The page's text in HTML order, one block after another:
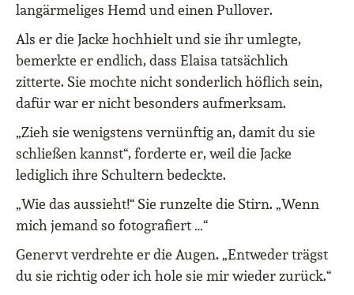
langärmeliges Hemd und einen Pullover.
Als er die Jacke hochhielt und sie ihr umlegte,
bemerkte er endlich, dass Elaisa tatsächlich
zitterte. Sie mochte nicht sonderlich höflich sein,
dafür war er nicht besonders aufmerksam.
„Zieh sie wenigstens vernünftig an, damit du sie
schließen kannst“, forderte er, weil die Jacke
lediglich ihre Schultern bedeckte.
„Wie das aussieht!“ Sie runzelte die Stirn. „Wenn
mich jemand so fotografiert …“
Genervt verdrehte er die Augen. „Entweder trägst
du sie richtig oder ich hole sie mir wieder zurück.“